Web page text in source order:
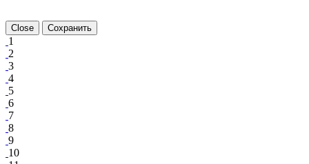
Close Сохранить
1
2
3
4
5
6
7
8
9
10